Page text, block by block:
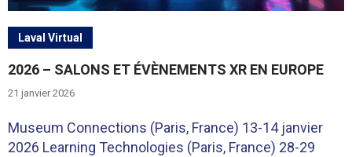
Laval Virtual
2026 – SALONS ET ÉVÈNEMENTS XR EN EUROPE
21 janvier 2026
Museum Connections (Paris, France) 13-14 janvier
2026 Learning Technologies (Paris, France) 28-29